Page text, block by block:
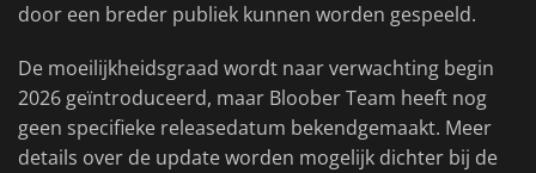
door een breder publiek kunnen worden gespeeld.
De moeilijkheidsgraad wordt naar verwachting begin
2026 geïntroduceerd, maar Bloober Team heeft nog
geen specifieke releasedatum bekendgemaakt. Meer
details over de update worden mogelijk dichter bij de